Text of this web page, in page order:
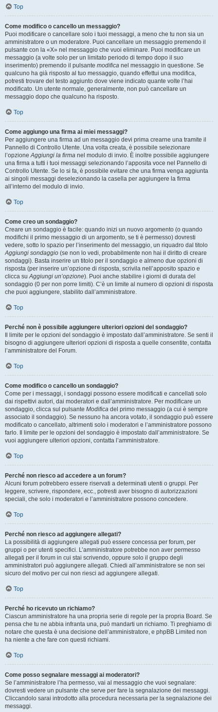
Top
Come modifico o cancello un messaggio?
Puoi modificare o cancellare solo i tuoi messaggi, a meno che tu non sia un
amministratore o un moderatore. Puoi cancellare un messaggio premendo il
pulsante con la «X» nel messaggio che vuoi eliminare. Puoi modificare un
messaggio (a volte solo per un limitato periodo di tempo dopo il suo
inserimento) premendo il pulsante modifica nel messaggio in questione. Se
qualcuno ha già risposto al tuo messaggio, quando effettui una modifica,
potresti trovare del testo aggiunto dove viene indicato quante volte l’hai
modificato. Un utente normale, generalmente, non può cancellare un
messaggio dopo che qualcuno ha risposto.
Top
Come aggiungo una firma ai miei messaggi?
Per aggiungere una firma ad un messaggio devi prima crearne una tramite il
Pannello di Controllo Utente. Una volta creata, è possibile selezionare
l’opzioneAggiungi la firma nel modulo di invio. È inoltre possibile aggiungere
una firma a tutti i tuoi messaggi selezionando l’apposita voce nel Pannello di
Controllo Utente. Se lo si fa, è possibile evitare che una firma venga aggiunta
ai singoli messaggi deselezionando la casella per aggiungere la firma
all’interno del modulo di invio.
Top
Come creo un sondaggio?
Creare un sondaggio è facile: quando inizi un nuovo argomento (o quando
modifichi il primo messaggio di un argomento, se ti è permesso) dovresti
vedere, sotto lo spazio per l’inserimento del messaggio, un riquadro dal titolo
Aggiungi sondaggio (se non lo vedi, probabilmente non hai il diritto di creare
sondaggi). Basta inserire un titolo per il sondaggio e almeno due opzioni di
risposta (per inserire un’opzione di risposta, scrivila nell’apposito spazio e
clicca suAggiungi un’opzione). Puoi anche stabilire i giorni di durata del
sondaggio (0 per non porre limiti). C’è un limite al numero di opzioni di risposta
che puoi aggiungere, stabilito dall’amministratore.
Top
Perché non è possibile aggiungere ulteriori opzioni del sondaggio?
Il limite per le opzioni del sondaggio è impostato dall’amministratore. Se senti il
bisogno di aggiungere ulteriori opzioni di risposta a quelle consentite, contatta
l’amministratore del Forum.
Top
Come modifico o cancello un sondaggio?
Come per i messaggi, i sondaggi possono essere modificati e cancellati solo
dai rispettivi autori, dai moderatori e dall’amministratore. Per modificare un
sondaggio, clicca sul pulsante Modifica del primo messaggio (a cui è sempre
associato il sondaggio). Se nessuno ha ancora votato, il sondaggio può essere
modificato o cancellato, altrimenti solo i moderatori e l’amministratore possono
farlo. Il limite per le opzioni del sondaggio è impostato dall’amministratore. Se
vuoi aggiungere ulteriori opzioni, contatta l’amministratore.
Top
Perché non riesco ad accedere a un forum?
Alcuni forum potrebbero essere riservati a determinati utenti o gruppi. Per
leggere, scrivere, rispondere, ecc., potresti aver bisogno di autorizzazioni
speciali, che solo i moderatori e l’amministratore possono concedere.
Top
Perché non riesco ad aggiungere allegati?
La possibilità di aggiungere allegati può essere concessa per forum, per
gruppi o per utenti specifici. L’amministratore potrebbe non aver permesso
allegati per il forum in cui stai scrivendo, oppure solo il gruppo degli
amministratori può aggiungere allegati. Chiedi all’amministratore se non sei
sicuro del motivo per cui non riesci ad aggiungere allegati.
Top
Perché ho ricevuto un richiamo?
Ciascun amministratore ha una propria serie di regole per la propria Board. Se
pensa che tu ne abbia infranta una, può mandarti un richiamo. Ti preghiamo di
notare che questa è una decisione dell’amministratore, e phpBB Limited non
ha niente a che fare con questi richiami.
Top
Come posso segnalare messaggi ai moderatori?
Se l’amministratore l’ha permesso, vai al messaggio che vuoi segnalare:
dovresti vedere un pulsante che serve per fare la segnalazione dei messaggi.
Cliccandolo sarai introdotto alla procedura necessaria per la segnalazione dei
messaggi.